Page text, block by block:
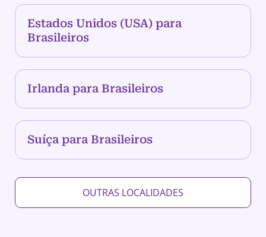
Estados Unidos (USA) para
Brasileiros
Irlanda para Brasileiros
Suíça para Brasileiros
OUTRAS LOCALIDADES